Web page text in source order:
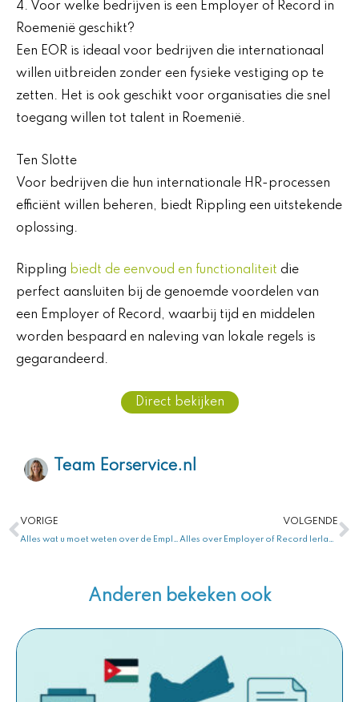
4. Voor welke bedrijven is een Employer of Record in
Roemenië geschikt?
Een EOR is ideaal voor bedrijven die internationaal
willen uitbreiden zonder een fysieke vestiging op te
zetten. Het is ook geschikt voor organisaties die snel
toegang willen tot talent in Roemenië.
Ten Slotte
Voor bedrijven die hun internationale HR-processen
efficiënt willen beheren, biedt Rippling een uitstekende
oplossing.
Rippling biedt de eenvoud en functionaliteit die
perfect aansluiten bij de genoemde voordelen van
een Employer of Record, waarbij tijd en middelen
worden bespaard en naleving van lokale regels is
gegarandeerd.
Direct bekijken
Team Eorservice.nl
Vorige
VORIGE
Alles wat u moet weten over de Employer of Record in Maleisië: De rol van de employer of record Maleisië
VOLGENDE
Alles over Employer of Record Ierland: Uw Complete Gids voor Succes!
Anderen bekeken ook